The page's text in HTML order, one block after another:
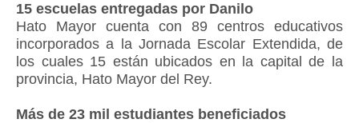
15 escuelas entregadas por Danilo
Hato Mayor cuenta con 89 centros educativos
incorporados a la Jornada Escolar Extendida, de
los cuales 15 están ubicados en la capital de la
provincia, Hato Mayor del Rey.
Más de 23 mil estudiantes beneficiados